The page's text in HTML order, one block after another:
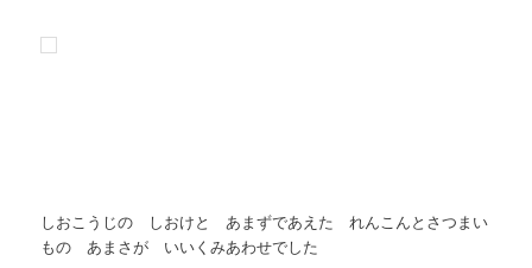
しおこうじの しおけと あまずであえた れんこんとさつまい
もの あまさが いいくみあわせでした